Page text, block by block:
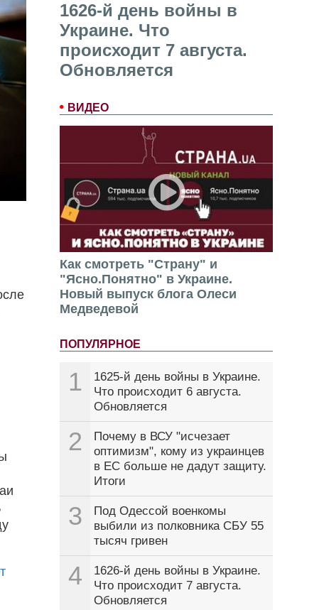
1626-й день войны в
Украине. Что
происходит 7 августа.
Обновляется
ВИДЕО
Как смотреть "Страну" и
"Ясно.Понятно" в Украине.
Новый выпуск блога Олеси
Медведевой
ПОПУЛЯРНОЕ
1
1625-й день войны в Украине.
Что происходит 6 августа.
Обновляется
2
Почему в ВСУ "исчезает
оптимизм", кому из украинцев
в ЕС больше не дадут защиту.
Итоги
3
Под Одессой военкомы
выбили из полковника СБУ 55
тысяч гривен
4
1626-й день войны в Украине.
Что происходит 7 августа.
Обновляется